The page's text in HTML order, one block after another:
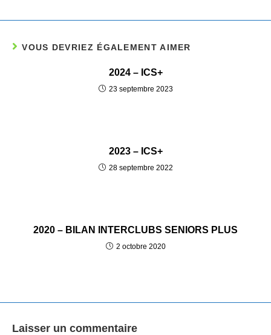
VOUS DEVRIEZ ÉGALEMENT AIMER
2024 – ICS+
23 septembre 2023
2023 – ICS+
28 septembre 2022
2020 – BILAN INTERCLUBS SENIORS PLUS
2 octobre 2020
Laisser un commentaire